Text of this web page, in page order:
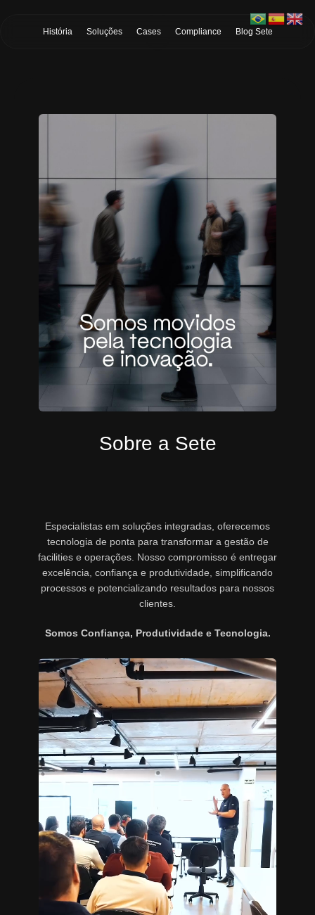
História Soluções Cases Compliance Blog Sete
Sobre a Sete
Especialistas em soluções integradas, oferecemos
tecnologia de ponta para transformar a gestão de
facilities e operações. Nosso compromisso é entregar
excelência, confiança e produtividade, simplificando
processos e potencializando resultados para nossos
clientes.
Somos Confiança, Produtividade e Tecnologia.